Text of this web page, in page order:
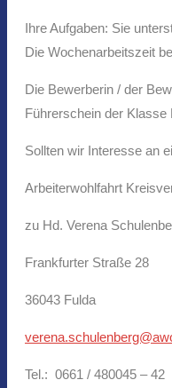
Ihre Aufgaben: Sie
Die Wochenarbeitszeit
Die Bewerberin / der
Führerschein der
Sollten wir Interesse an
Arbeiterwohlfahrt
zu Hd. Verena
Frankfurter Straße 28
36043 Fulda
Tel.: 0661 / 480045 – 42